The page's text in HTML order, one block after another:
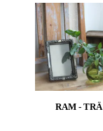
RAM - TRÄ